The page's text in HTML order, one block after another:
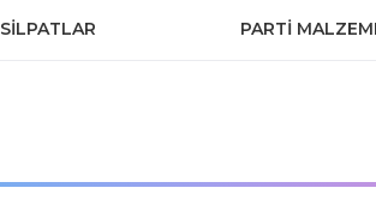
SİLPATLAR PARTİ